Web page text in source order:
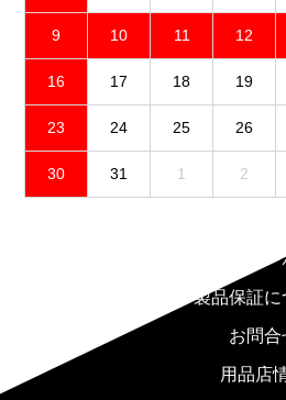
9 10 11 12
16 17 18 19
23 24 25 26
30 31 1 2
プライバシ
製品保証に
お問合
用品店